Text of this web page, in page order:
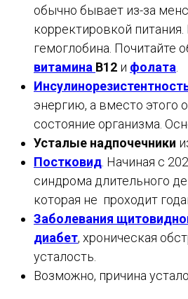
обычно бывает из-за
корректировкой
гемоглобина. Почитайте
витамина В12 и фолата
энергию, а вместо этого
состояние организма.
Усталые надпочечники
Постковид . Начиная с
синдрома длительного
которая не проходит
Заболевания
диабет, хроническая
усталость.
Возможно, причина